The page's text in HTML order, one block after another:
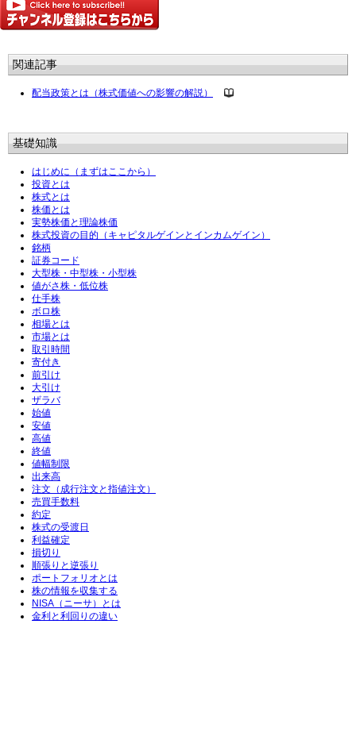
関連記事
配当政策とは（株式価値への影響の解説）
基礎知識
はじめに（まずはここから）
投資とは
株式とは
株価とは
実勢株価と理論株価
株式投資の目的（キャピタルゲインとインカムゲイン）
銘柄
証券コード
大型株・中型株・小型株
値がさ株・低位株
仕手株
ボロ株
相場とは
市場とは
取引時間
寄付き
前引け
大引け
ザラバ
始値
安値
高値
終値
値幅制限
出来高
注文（成行注文と指値注文）
売買手数料
約定
株式の受渡日
利益確定
損切り
順張りと逆張り
ポートフォリオとは
株の情報を収集する
NISA（ニーサ）とは
金利と利回りの違い